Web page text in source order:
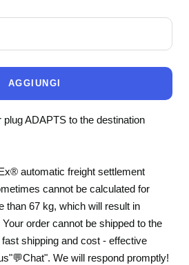
AGGIUNGI
ADAPTS to the destination
automatic freight settlement
cannot be calculated for
than 67 kg, which will result in
order cannot be shipped to the
shipping and cost - effective
We will respond promptly!